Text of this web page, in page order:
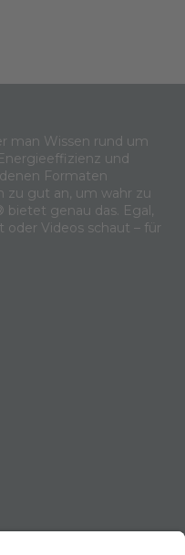
man Wissen rund um
und
Formaten
zu gut an, um wahr zu
bietet genau das. Egal,
Videos schaut – für